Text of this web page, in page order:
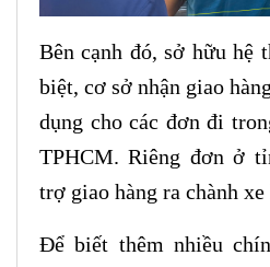
Bên cạnh đó, sở hữu hệ
biệt, cơ sở nhận giao
dụng cho các đơn đi
TPHCM. Riêng đơn ở
trợ giao hàng ra chành
Để biết thêm nhiều